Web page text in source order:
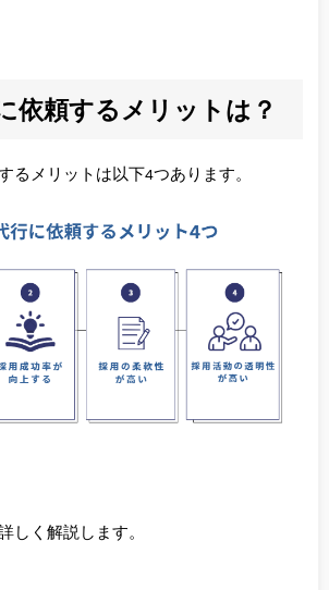
依頼するメリットは？
るメリットは以下4つあります。
しく解説します。